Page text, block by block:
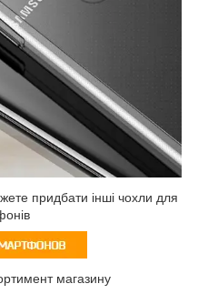
придбати інші чохли для
магазину